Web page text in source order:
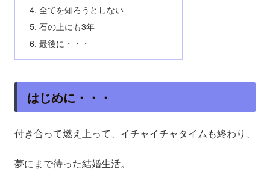
全てを知ろうとしない
石の上にも3年
最後に・・・
はじめに・・・
付き合って燃え上って、イチャイチャタイムも終わり、
夢にまで待った結婚生活。